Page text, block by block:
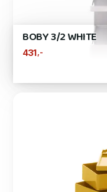
BOBY 3/2 WHITE
431 ,-